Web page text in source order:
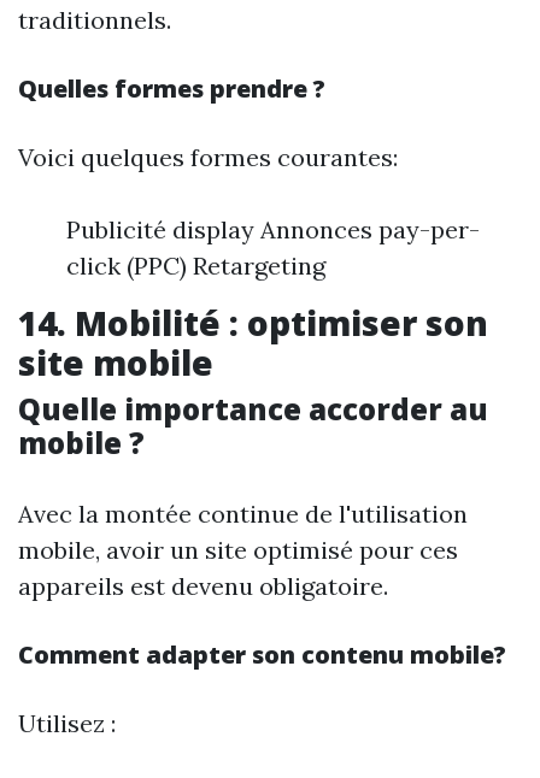
traditionnels.
Quelles formes prendre ?
Voici quelques formes courantes:
Publicité display Annonces pay-per-
click (PPC) Retargeting
14. Mobilité : optimiser son
site mobile
Quelle importance accorder au
mobile ?
Avec la montée continue de l'utilisation
mobile, avoir un site optimisé pour ces
appareils est devenu obligatoire.
Comment adapter son contenu mobile?
Utilisez :